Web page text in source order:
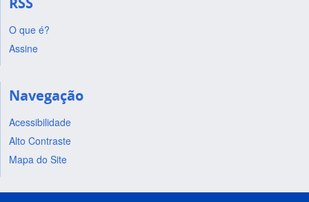
O que é?
Assine
Navegação
Acessibilidade
Alto Contraste
Mapa do Site